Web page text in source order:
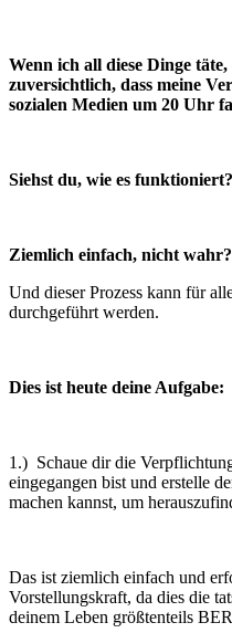
Wenn ich all diese Dinge
zuversichtlich, dass meine
sozialen Medien um 20 Uhr
Siehst du, wie es funktioniert?
Ziemlich einfach, nicht wahr?
Und dieser Prozess kann für
durchgeführt werden.
Dies ist heute deine Aufgabe:
1.) Schaue dir die
eingegangen bist und erstelle
machen kannst, um
Das ist ziemlich einfach und
Vorstellungskraft, da dies die
deinem Leben größtenteils